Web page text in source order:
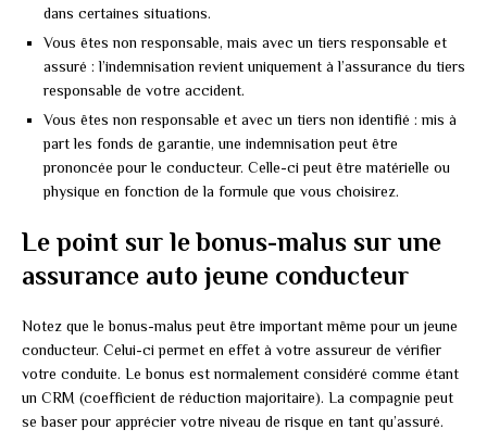
dans certaines situations.
Vous êtes non responsable, mais avec un tiers responsable et
assuré : l’indemnisation revient uniquement à l’assurance du tiers
responsable de votre accident.
Vous êtes non responsable et avec un tiers non identifié : mis à
part les fonds de garantie, une indemnisation peut être
prononcée pour le conducteur. Celle-ci peut être matérielle ou
physique en fonction de la formule que vous choisirez.
Le point sur le bonus-malus sur une
assurance auto jeune conducteur
Notez que le bonus-malus peut être important même pour un jeune
conducteur. Celui-ci permet en effet à votre assureur de vérifier
votre conduite. Le bonus est normalement considéré comme étant
un CRM (coefficient de réduction majoritaire). La compagnie peut
se baser pour apprécier votre niveau de risque en tant qu’assuré.